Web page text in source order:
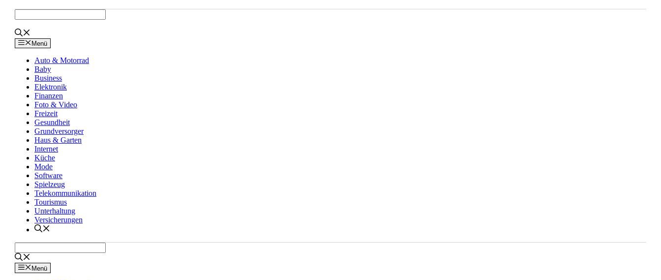
Inhalt
springen
Menü
Auto & Motorrad
Baby
Business
Elektronik
Finanzen
Foto & Video
Freizeit
Gesundheit
Grundversorger
Haus & Garten
Internet
Küche
Mode
Software
Spielzeug
Telekommunikation
Tourismus
Unterhaltung
Versicherungen
Menü